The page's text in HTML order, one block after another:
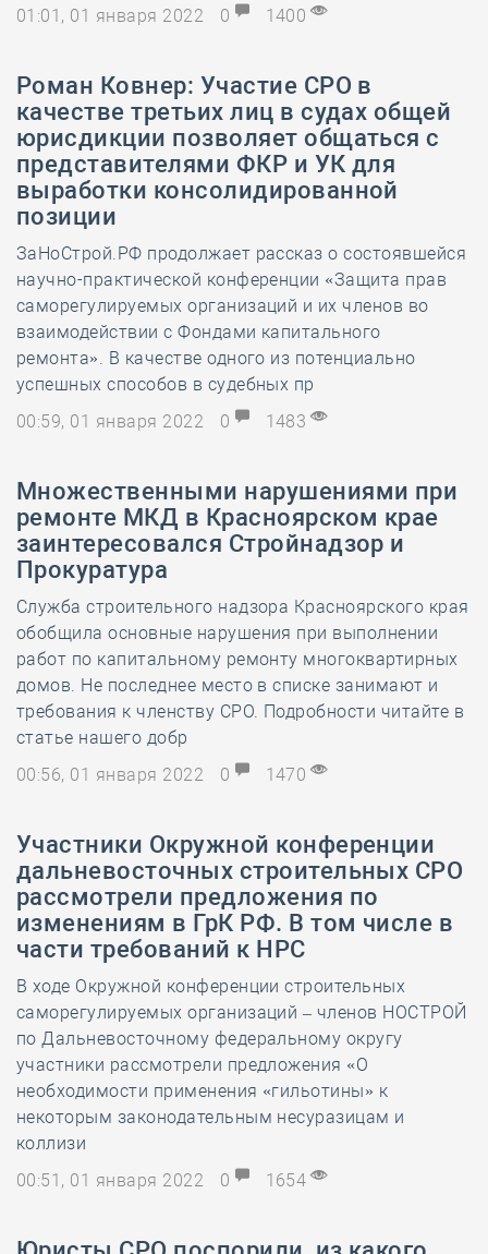
01:01, 01 января 2022
0 1400
Роман Ковнер: Участие СРО в
качестве третьих лиц в судах общей
юрисдикции позволяет общаться с
представителями ФКР и УК для
выработки консолидированной
позиции
ЗаНоСтрой.РФ продолжает рассказ о состоявшейся
научно-практической конференции «Защита прав
саморегулируемых организаций и их членов во
взаимодействии с Фондами капитального
ремонта». В качестве одного из потенциально
успешных способов в судебных пр
00:59, 01 января 2022
0 1483
Множественными нарушениями при
ремонте МКД в Красноярском крае
заинтересовался Стройнадзор и
Прокуратура
Служба строительного надзора Красноярского края
обобщила основные нарушения при выполнении
работ по капитальному ремонту многоквартирных
домов. Не последнее место в списке занимают и
требования к членству СРО. Подробности читайте в
статье нашего добр
00:56, 01 января 2022
0 1470
​Участники Окружной конференции
дальневосточных строительных СРО
рассмотрели предложения по
изменениям в ГрК РФ. В том числе в
части требований к НРС
В ходе Окружной конференции строительных
саморегулируемых организаций – членов НОСТРОЙ
по Дальневосточному федеральному округу
участники рассмотрели предложения «О
необходимости применения «гильотины» к
некоторым законодательным несуразицам и
коллизи
00:51, 01 января 2022
0 1654